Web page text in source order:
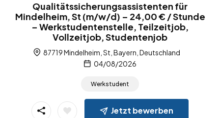
Qualitätssicherungsassistenten für
Mindelheim, St (m/w/d) – 24,00 € / Stunde
– Werkstudentenstelle, Teilzeitjob,
Vollzeitjob, Studentenjob
87719 Mindelheim, St, Bayern, Deutschland
04/08/2026
Werkstudent
Jetzt bewerben